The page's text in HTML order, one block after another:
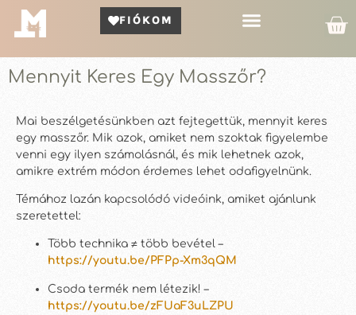
FIÓKOM
Mennyit Keres Egy Masszőr?
Mai beszélgetésünkben azt fejtegettük, mennyit keres
egy masszőr. Mik azok, amiket nem szoktak figyelembe
venni egy ilyen számolásnál, és mik lehetnek azok,
amikre extrém módon érdemes lehet odafigyelnünk.
Témához lazán kapcsolódó videóink, amiket ajánlunk
szeretettel:
Több technika ≠ több bevétel –
https://youtu.be/PFPp-Xm3qQM
Csoda termék nem létezik! –
https://youtu.be/zFUaF3uLZPU